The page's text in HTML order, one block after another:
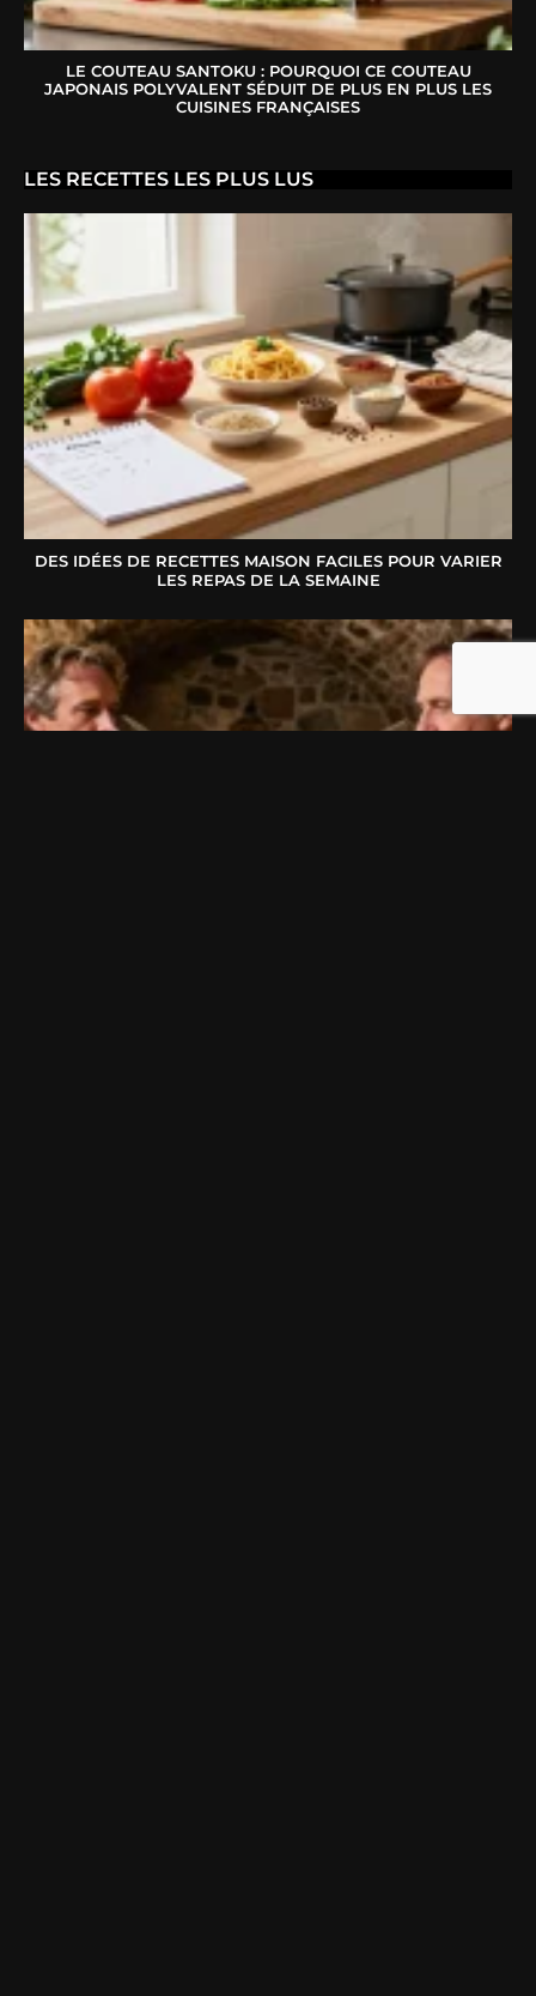
LE COUTEAU SANTOKU : POURQUOI CE COUTEAU
JAPONAIS POLYVALENT SÉDUIT DE PLUS EN PLUS LES
CUISINES FRANÇAISES
LES RECETTES LES PLUS LUS
DES IDÉES DE RECETTES MAISON FACILES POUR VARIER
LES REPAS DE LA SEMAINE